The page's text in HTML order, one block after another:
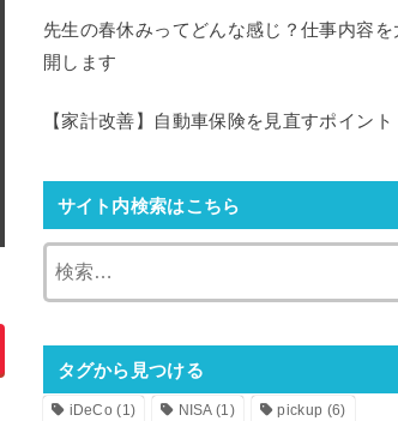
先生の春休みってどんな感じ？仕事内容を
開します
【家計改善】自動車保険を見直すポイント
サイト内検索はこちら
タグから見つける
iDeCo (1) NISA(1) pickup (6)